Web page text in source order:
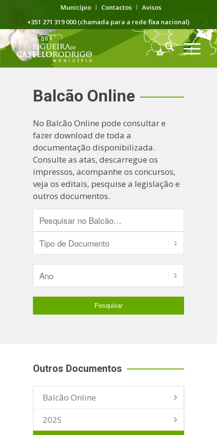
Município Contactos
Avisos
+351 271 319 000 (chamada para a rede fixa nacional)
Balcão Online
No Balcão Online pode consultar e
fazer download de toda a
documentação disponibilizada.
Consulte as atas, descarregue os
impressos, acompanhe os concursos,
veja os editais, pesquise a legislação e
outros documentos.
Outros Documentos
Balcão Online
2025